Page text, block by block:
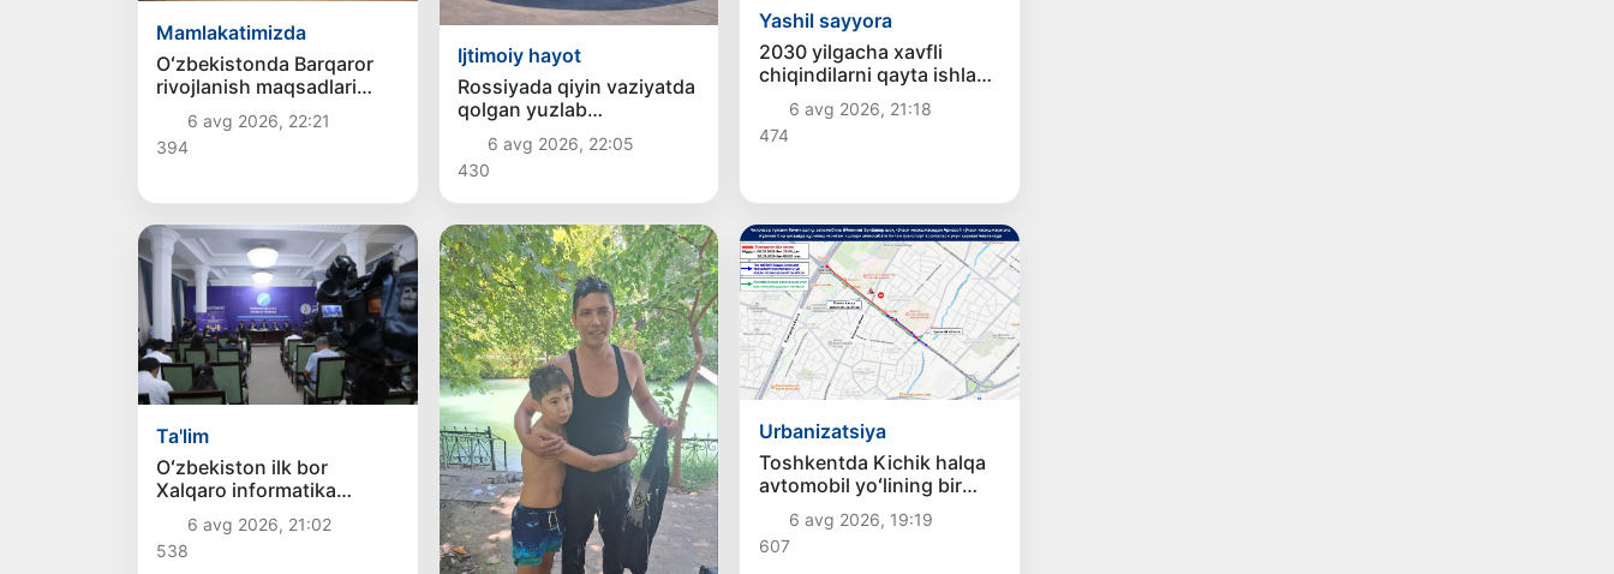
Mamlakatimizda
Oʻzbekistonda Barqaror
rivojlanish maqsadlari
oyligiga start berildi
6 avg 2026, 22:21
394
Ijtimoiy hayot
Rossiyada qiyin vaziyatda
qolgan yuzlab
o‘zbekistonliklar ortga
qaytarildi
6 avg 2026, 22:05
430
Yashil sayyora
2030 yilgacha xavfli
chiqindilarni qayta ishlash
darajasi 20 foizga
yetkaziladi
6 avg 2026, 21:18
474
Ta'lim
Oʻzbekiston ilk bor
Xalqaro informatika
olimpiadasi — IOI 2026ga
mezbonlik qiladi
6 avg 2026, 21:02
538
Urbanizatsiya
Toshkentda Kichik halqa
avtomobil yoʻlining bir
qismida harakat vaqtincha
cheklanadi
6 avg 2026, 19:19
607